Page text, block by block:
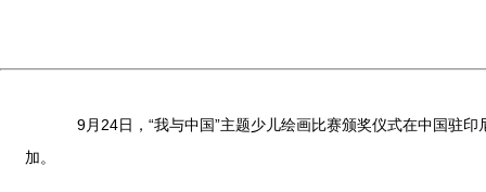
9月24日，“我与中国”主题少儿绘画比赛颁奖仪式在中国驻印
加。